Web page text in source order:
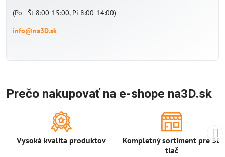
(Po - Št 8:00-15:00, Pi 8:00-14:00)
info@na3D.sk
Prečo nakupovať na e-shope na3D.sk
Vysoká kvalita produktov
Kompletný sortiment pre 3D
tlač